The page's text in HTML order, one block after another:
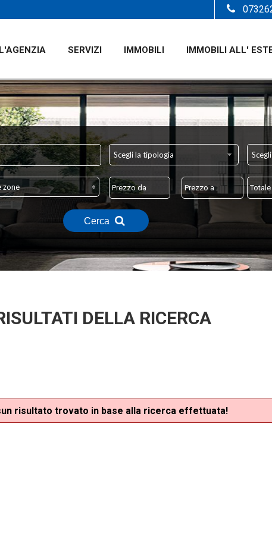
L'AGENZIA SERVIZI IMMOBILI IMMOBILI ALL'
Scegli la tipologia
zone
Cerca
DELLA RICERCA
risultato trovato in base alla ricerca effettuata!